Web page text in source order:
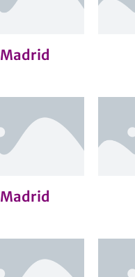
Madrid
Madrid